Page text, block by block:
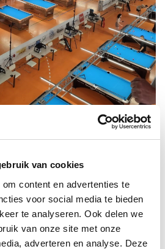
van cookies
content en advertenties te
voor social media te bieden
te analyseren. Ook delen we
van onze site met onze
adverteren en analyse. Deze
eerst een uur in kunnen trainen
de tafels konden krijgen. Verder
uit gaan rusten in het hotel
hebben opgezocht voor een